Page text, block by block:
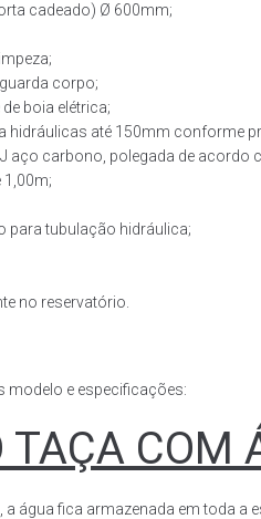
cadeado) Ø 600mm;
corpo;
boia elétrica;
hidráulicas até 150mm conforme
aço carbono, polegada de acordo
1,00m;
para tubulação hidráulica;
no reservatório.
modelo e especificações:
TAÇA COM
água fica armazenada em toda a